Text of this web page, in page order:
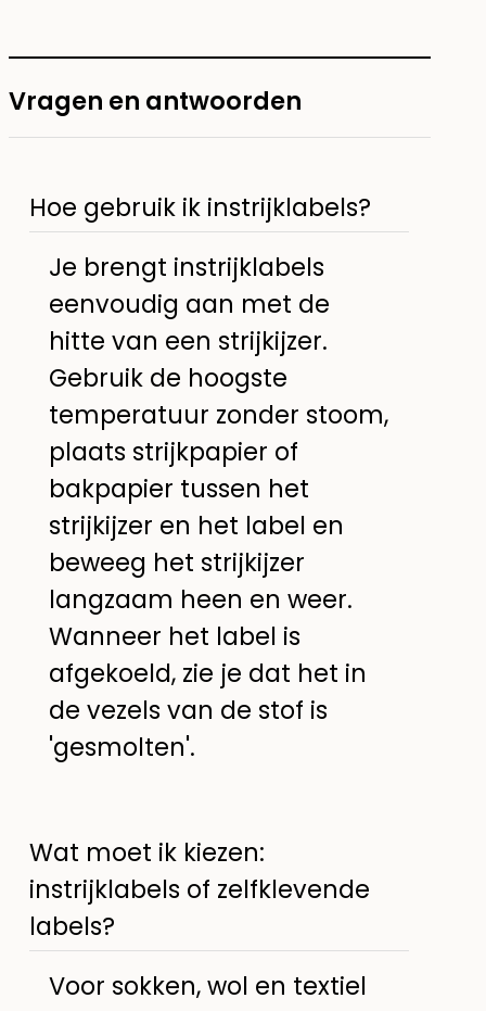
Vragen en antwoorden
Hoe gebruik ik instrijklabels?
Je brengt instrijklabels
eenvoudig aan met de
hitte van een strijkijzer.
Gebruik de hoogste
temperatuur zonder stoom,
plaats strijkpapier of
bakpapier tussen het
strijkijzer en het label en
beweeg het strijkijzer
langzaam heen en weer.
Wanneer het label is
afgekoeld, zie je dat het in
de vezels van de stof is
'gesmolten'.
Wat moet ik kiezen:
instrijklabels of zelfklevende
labels?
Voor sokken, wol en textiel